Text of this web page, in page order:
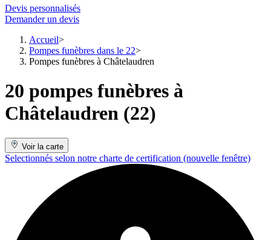
Devis personnalisés
Demander un devis
Accueil
Pompes funèbres dans le 22
Pompes funèbres à Châtelaudren
20 pompes funèbres à
Châtelaudren (22)
Voir la carte
Selectionnés selon notre charte de certification (nouvelle fenêtre)